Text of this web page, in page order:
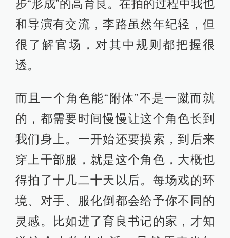
步“形成”的高育良。在拍的过程中我也
和导演有交流，李路虽然年纪轻，但
很了解官场，对其中规则都把握很
透。
而且一个角色能“附体”不是一蹴而就
的，都需要时间慢慢让这个角色长到
我们身上。一开始还要摸索，到后来
穿上干部服，就是这个角色，大概也
得拍了十几二十天以后。每场戏的环
境、对手、服化倒都会给予你不同的
灵感。比如进了育良书记的家，才知